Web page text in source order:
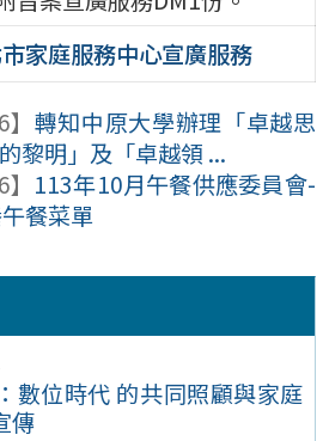
數位時代 的共同照顧與家庭
傳
家庭服務中心宣廣服務
轉知中原大學辦理「卓越思
黎明」及「卓越領 ...
113年10月午餐供應委員會-
餐菜單